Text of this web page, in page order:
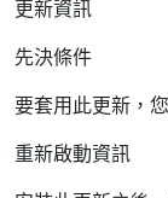
更新資訊
先決條件
要套用此更新，
重新啟動資訊